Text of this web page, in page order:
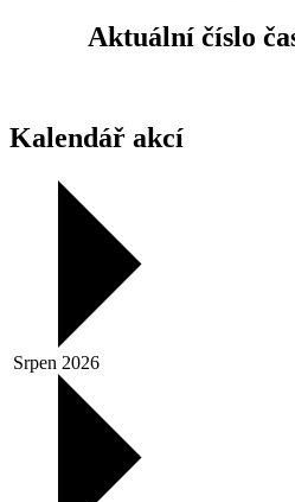
Aktuální číslo
Kalendář akcí
Srpen 2026